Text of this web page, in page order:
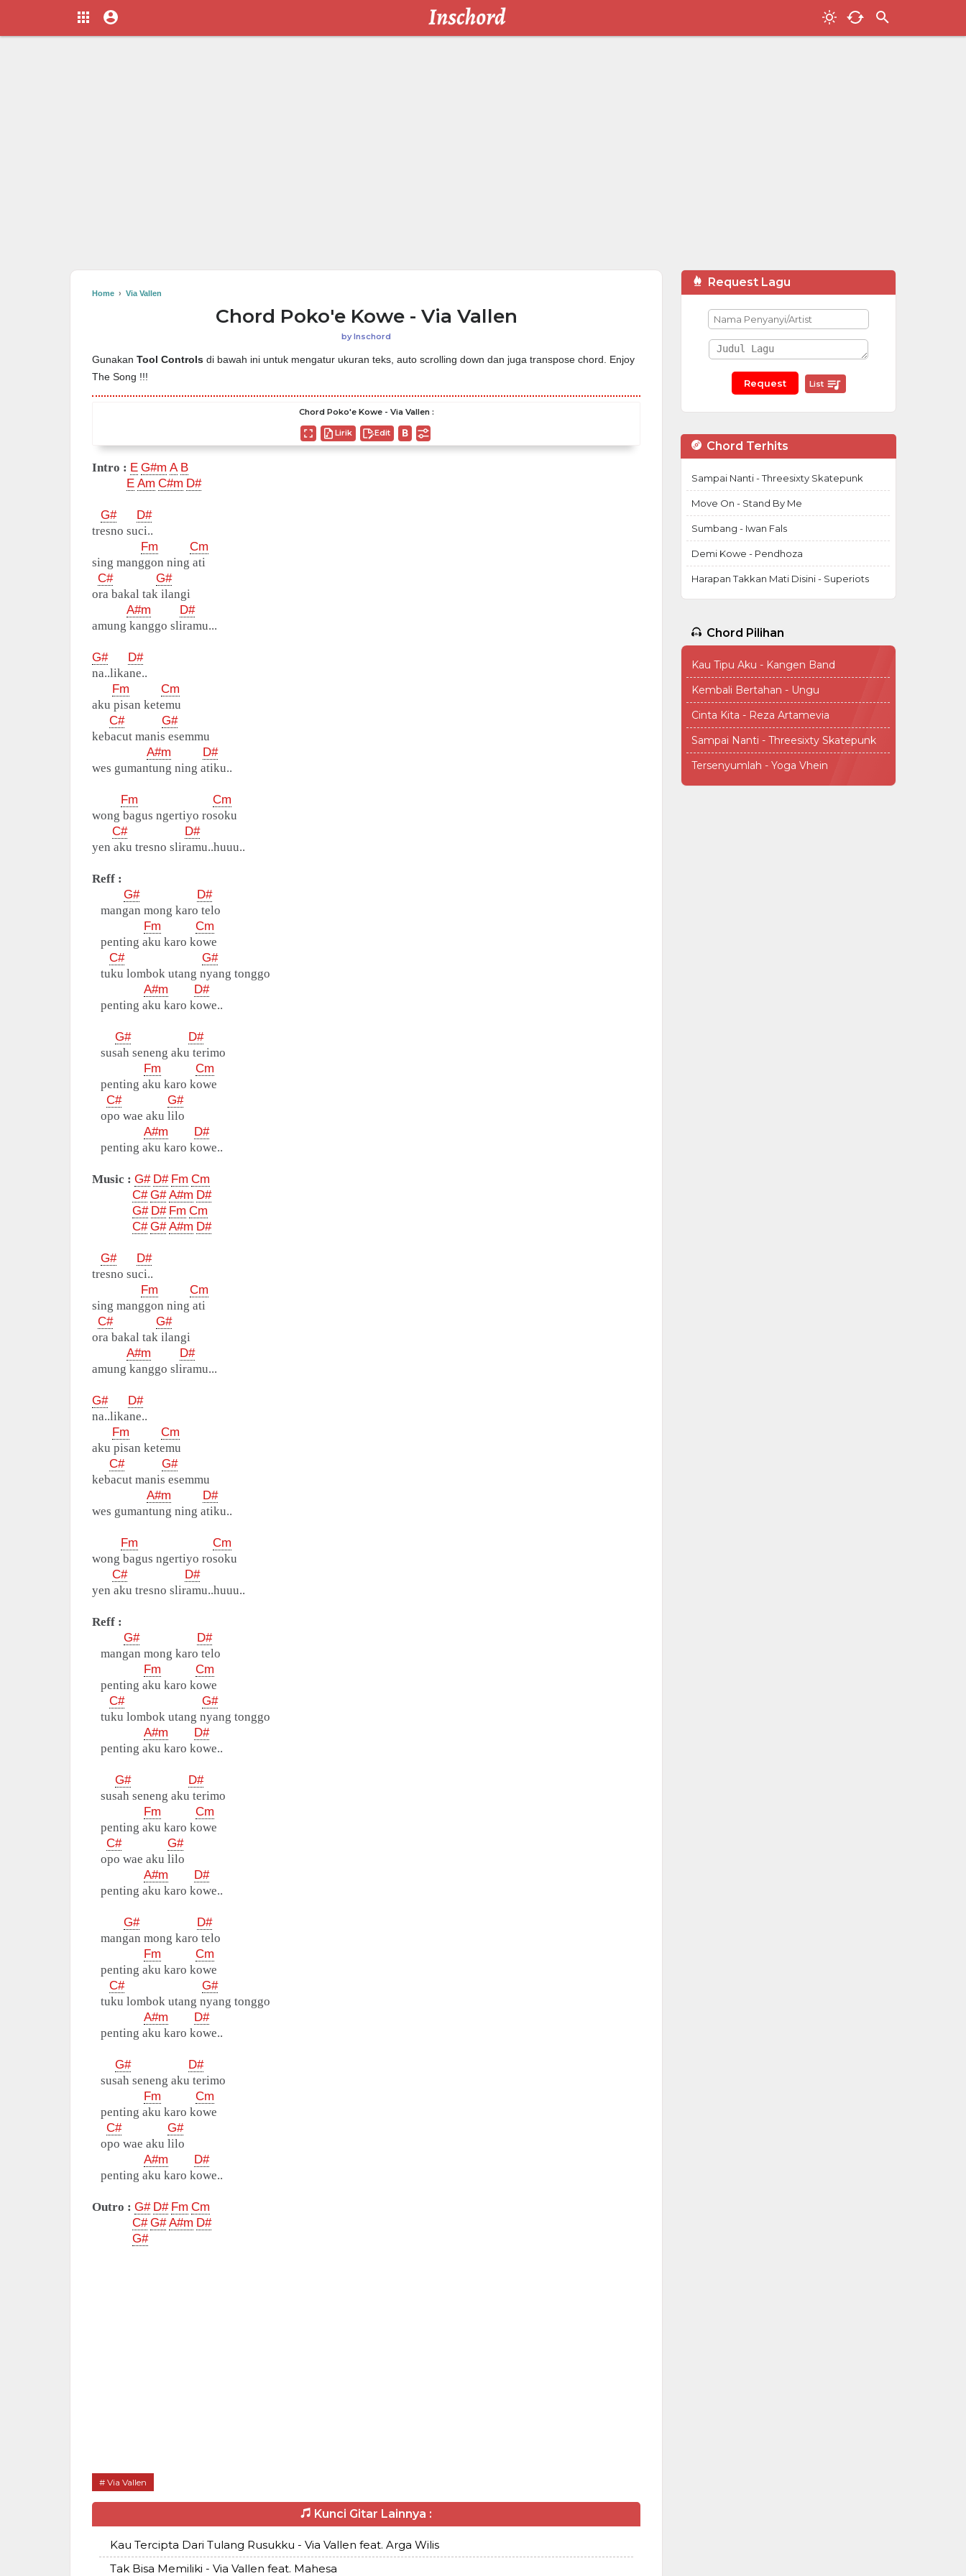
Home › Via Vallen
Chord Poko'e Kowe - Via Vallen
byInschord
Gunakan Tool Controls di bawah ini untuk mengatur ukuran teks, auto scrolling down dan juga transpose chord. Enjoy
The Song !!!
Chord Poko'e Kowe - Via Vallen :
Lirik Edit
Intro : E G#m A B
E Am C#m D#
G#
D#
tresno suci..
Fm
Cm
sing manggon ning ati
C#
G#
ora bakal tak ilangi
A#m
D#
amung kanggo sliramu...
G#
D#
na..likane..
Fm
Cm
aku pisan ketemu
C#
G#
kebacut manis esemmu
A#m
D#
wes gumantung ning atiku..
Fm
Cm
wong bagus ngertiyo rosoku
C#
D#
yen aku tresno sliramu..huuu..
Reff :
G#
D#
mangan mong karo telo
Fm
Cm
penting aku karo kowe
C#
G#
tuku lombok utang nyang tonggo
A#m
D#
penting aku karo kowe..
G#
D#
susah seneng aku terimo
Fm
Cm
penting aku karo kowe
C#
G#
opo wae aku lilo
A#m
D#
penting aku karo kowe..
Music : G# D# Fm Cm
C# G# A#m D#
G# D# Fm Cm
C# G# A#m D#
G#
D#
tresno suci..
Fm
Cm
sing manggon ning ati
C#
G#
ora bakal tak ilangi
A#m
D#
amung kanggo sliramu...
G#
D#
na..likane..
Fm
Cm
aku pisan ketemu
C#
G#
kebacut manis esemmu
A#m
D#
wes gumantung ning atiku..
Fm
Cm
wong bagus ngertiyo rosoku
C#
D#
yen aku tresno sliramu..huuu..
Reff :
G#
D#
mangan mong karo telo
Fm
Cm
penting aku karo kowe
C#
G#
tuku lombok utang nyang tonggo
A#m
D#
penting aku karo kowe..
G#
D#
susah seneng aku terimo
Fm
Cm
penting aku karo kowe
C#
G#
opo wae aku lilo
A#m
D#
penting aku karo kowe..
G#
D#
mangan mong karo telo
Fm
Cm
penting aku karo kowe
C#
G#
tuku lombok utang nyang tonggo
A#m
D#
penting aku karo kowe..
G#
D#
susah seneng aku terimo
Fm
Cm
penting aku karo kowe
C#
G#
opo wae aku lilo
A#m
D#
penting aku karo kowe..
Outro : G# D# Fm Cm
C# G# A#m D#
G#
Via Vallen
Kunci Gitar Lainnya :
Kau Tercipta Dari Tulang Rusukku - Via Vallen feat. Arga Wilis
Tak Bisa Memiliki - Via Vallen feat. Mahesa
Request Lagu
List
Chord Terhits
Sampai Nanti - Threesixty Skatepunk
Move On - Stand By Me
Sumbang - Iwan Fals
Demi Kowe - Pendhoza
Harapan Takkan Mati Disini - Superiots
Chord Pilihan
Kau Tipu Aku - Kangen Band
Kembali Bertahan - Ungu
Cinta Kita - Reza Artamevia
Sampai Nanti - Threesixty Skatepunk
Tersenyumlah - Yoga Vhein